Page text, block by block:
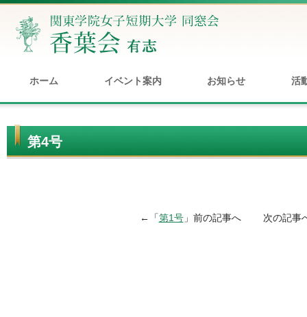
ホーム イベント案内 お知らせ 活
第4号
←「第1号」前の記事へ 次の記事